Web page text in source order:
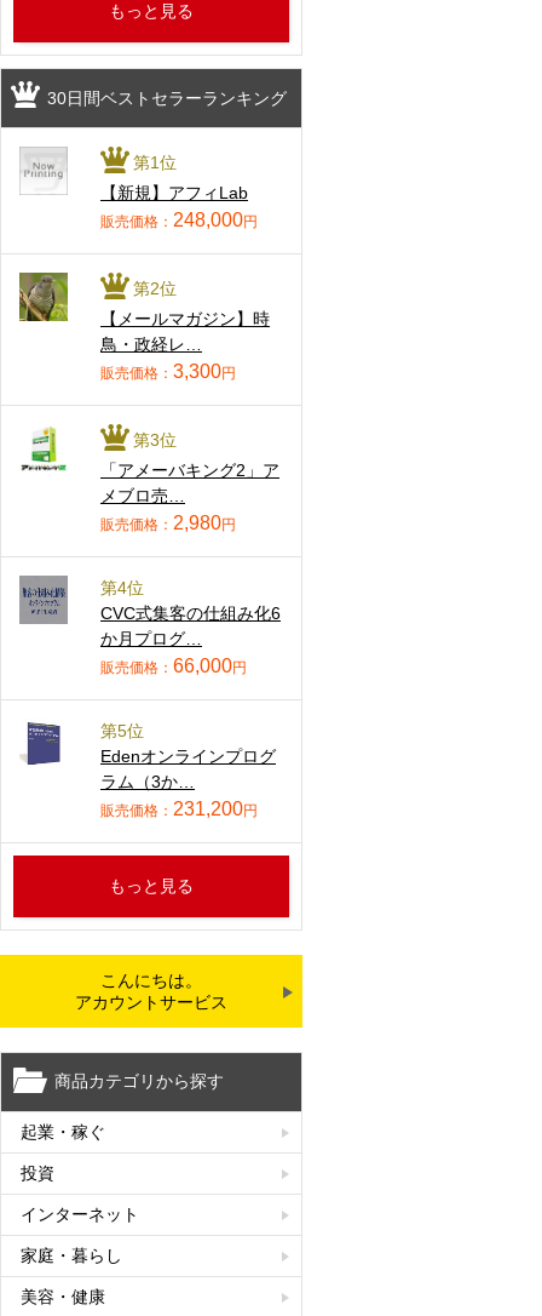
もっと見る
30日間ベストセラーランキング
第1位
【新規】アフィLab
販売価格： 248,000円
第2位
【メールマガジン】時
鳥・政経レ…
販売価格： 3,300円
第3位
「アメーバキング2」ア
メブロ売…
販売価格： 2,980円
第4位
CVC式集客の仕組み化6
か月プログ…
販売価格： 66,000円
第5位
Edenオンラインプログ
ラム（3か…
販売価格： 231,200円
もっと見る
こんにちは。
アカウントサービス
商品カテゴリから探す
起業・稼ぐ
投資
インターネット
家庭・暮らし
美容・健康